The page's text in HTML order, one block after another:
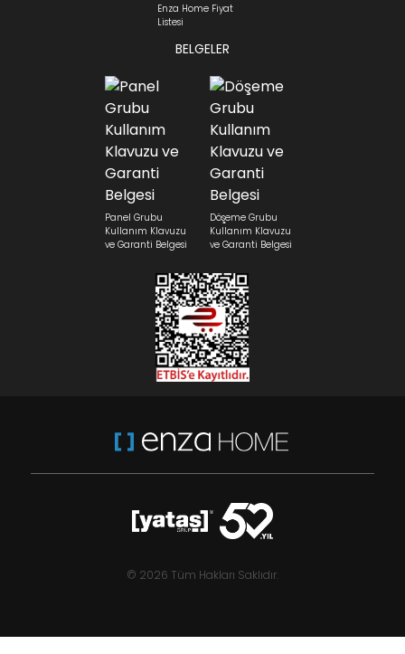
Enza Home Fiyat
Listesi
BELGELER
Panel Grubu
Kullanım Klavuzu
ve Garanti Belgesi
Döşeme Grubu
Kullanım Klavuzu
ve Garanti Belgesi
© 2026 Tüm Hakları Saklıdır.